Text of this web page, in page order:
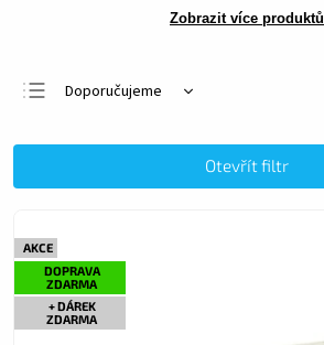
Zobrazit více produktů
Doporučujeme
Otevřít filtr
AKCE
DOPRAVA
ZDARMA
+ DÁREK
ZDARMA